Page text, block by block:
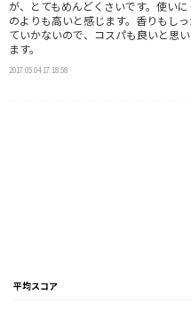
が、とてもめんどくさいです。使い
のよりも高いと感じます。香りもし
ていかないので、コスパも良いと思
ます。
2017.05.04 17:18:58
平均スコア